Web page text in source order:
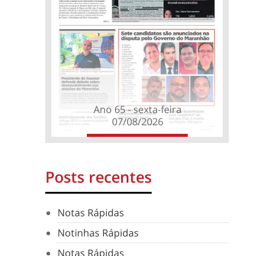
Ano 65 - sexta-feira
07/08/2026
Posts recentes
Notas Rápidas
Notinhas Rápidas
Notas Rápidas